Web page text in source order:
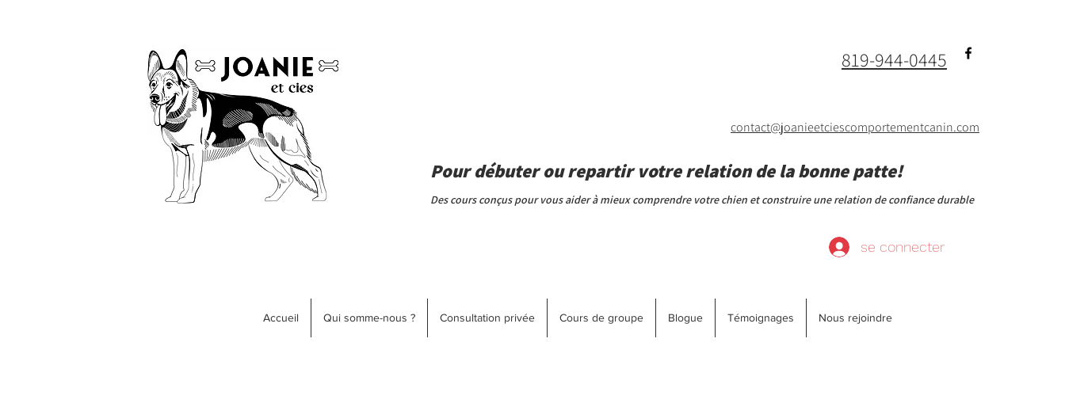
819-944-0445
contact@joanieetciescomportementcanin.com
Pour débuter ou repartir votre relation de la bonne patte!
Des cours conçus pour vous aider à mieux comprendre votre chien et construire une relation de confiance durable
se connecter
Accueil Qui somme-nous ? Consultation privée Cours de groupe Blogue Témoignages Nous rejoindre